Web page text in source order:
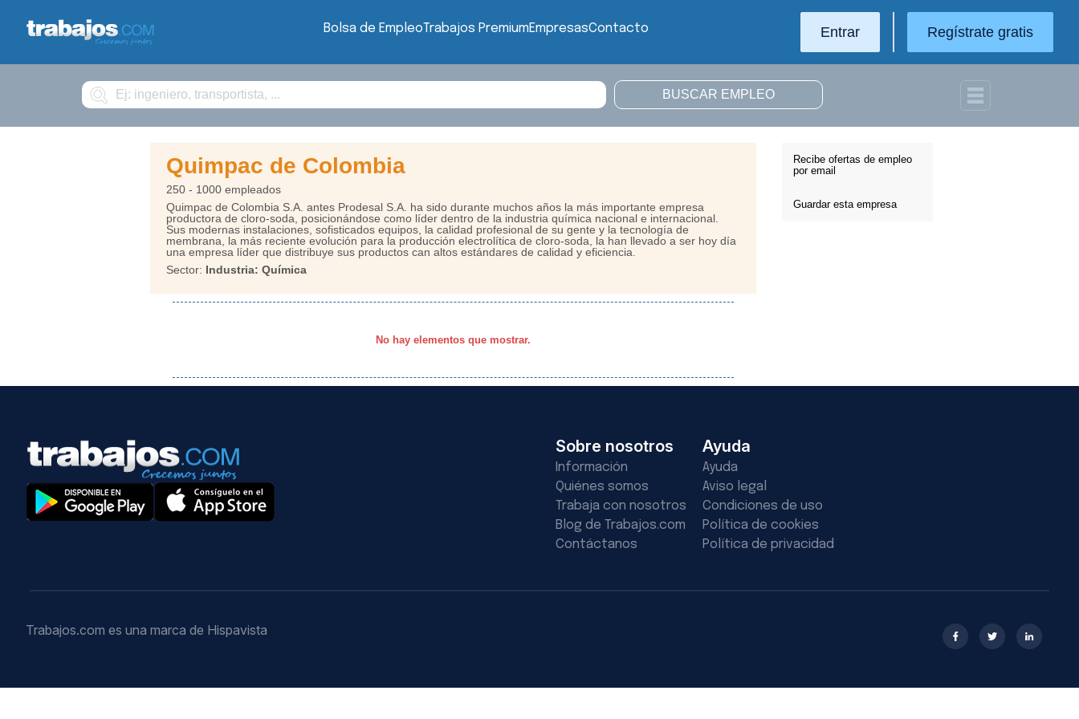
Bolsa de EmpleoTrabajos PremiumEmpresasContacto Entrar Regístrate gratis
Buscar
Recibe ofertas de empleo
por email
Guardar esta empresa
Quimpac de Colombia
250 - 1000 empleados
Quimpac de Colombia S.A. antes Prodesal S.A. ha sido durante muchos años la más importante empresa
productora de cloro-soda, posicionándose como líder dentro de la industria quí­mica nacional e internacional.
Sus modernas instalaciones, sofisticados equipos, la calidad profesional de su gente y la tecnología de
membrana, la más reciente evolución para la producción electrolítica de cloro-soda, la han llevado a ser hoy día
una empresa líder que distribuye sus productos can altos estándares de calidad y eficiencia.
Sector: Industria: Química
No hay elementos que mostrar.
Sobre nosotros
Información
Quiénes somos
Trabaja con nosotros
Blog de Trabajos.com
Contáctanos
Ayuda
Ayuda
Aviso legal
Condiciones de uso
Política de cookies
Política de privacidad
Trabajos.com es una marca de Hispavista